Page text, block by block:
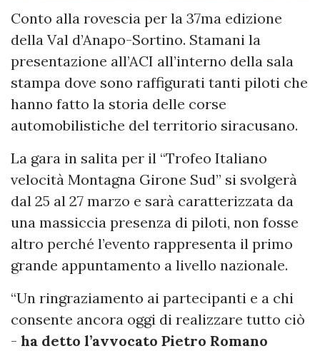
Conto alla rovescia per la 37ma edizione
della Val d’Anapo-Sortino. Stamani la
presentazione all’ACI all’interno della sala
stampa dove sono raffigurati tanti piloti che
hanno fatto la storia delle corse
automobilistiche del territorio siracusano.
La gara in salita per il “Trofeo Italiano
velocità Montagna Girone Sud” si svolgerà
dal 25 al 27 marzo e sarà caratterizzata da
una massiccia presenza di piloti, non fosse
altro perché l’evento rappresenta il primo
grande appuntamento a livello nazionale.
“Un ringraziamento ai partecipanti e a chi
consente ancora oggi di realizzare tutto ciò
- ha detto l’avvocato Pietro Romano